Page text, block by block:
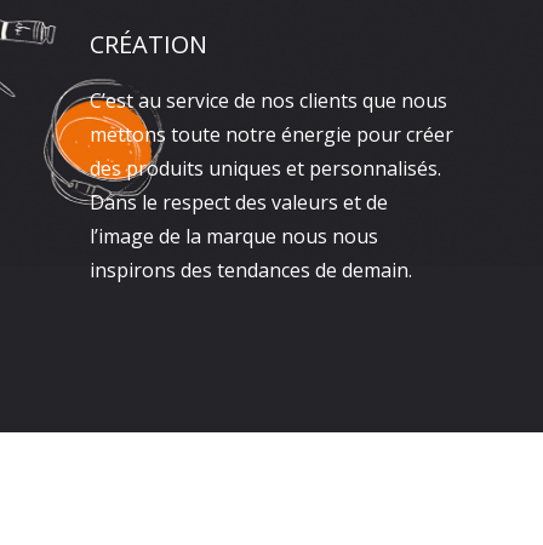
CRÉATION
C’est au service de nos clients que nous
mettons toute notre énergie pour créer
des produits uniques et personnalisés.
Dans le respect des valeurs et de
l’image de la marque nous nous
inspirons des tendances de demain.